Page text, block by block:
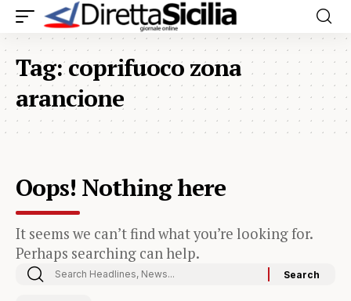
Tag:coprifuoco zona
arancione
Oops! Nothing here
It seems we can’t find what you’re looking for.
Perhaps searching can help.